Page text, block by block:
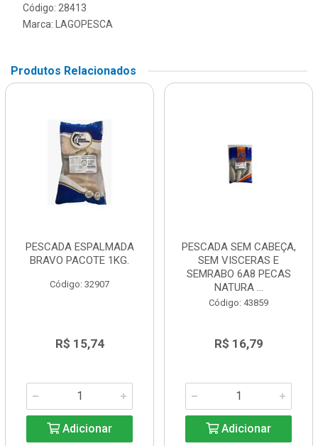
Código: 28413
Marca:
LAGOPESCA
Produtos Relacionados
PESCADA ESPALMADA
BRAVO PACOTE 1KG.
Código: 32907
R$ 15,74
Adicionar
PESCADA SEM CABEÇA,
SEM VISCERAS E
SEMRABO 6A8 PECAS
NATURA ...
Código: 43859
R$ 16,79
Adicionar